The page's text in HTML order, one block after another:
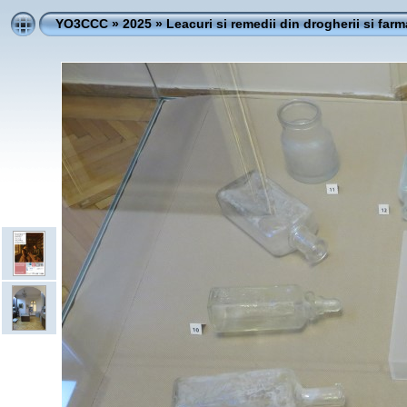
YO3CCC»2025»Leacuri si remedii din drogherii si